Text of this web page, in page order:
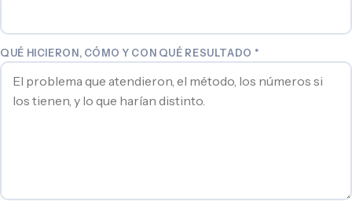
QUÉ HICIERON, CÓMO Y CON QUÉ RESULTADO *